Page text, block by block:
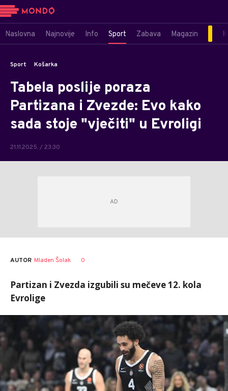
Naslovna Najnovije Info Sport Zabava Magazin
Sport Košarka
Tabela poslije poraza
Partizana i Zvezde: Evo kako
sada stoje "vječiti" u Evroligi
21.11.2025. / 23:30
AUTOR Mladen Šolak 0
Partizan i Zvezda izgubili su mečeve 12. kola
Evrolige